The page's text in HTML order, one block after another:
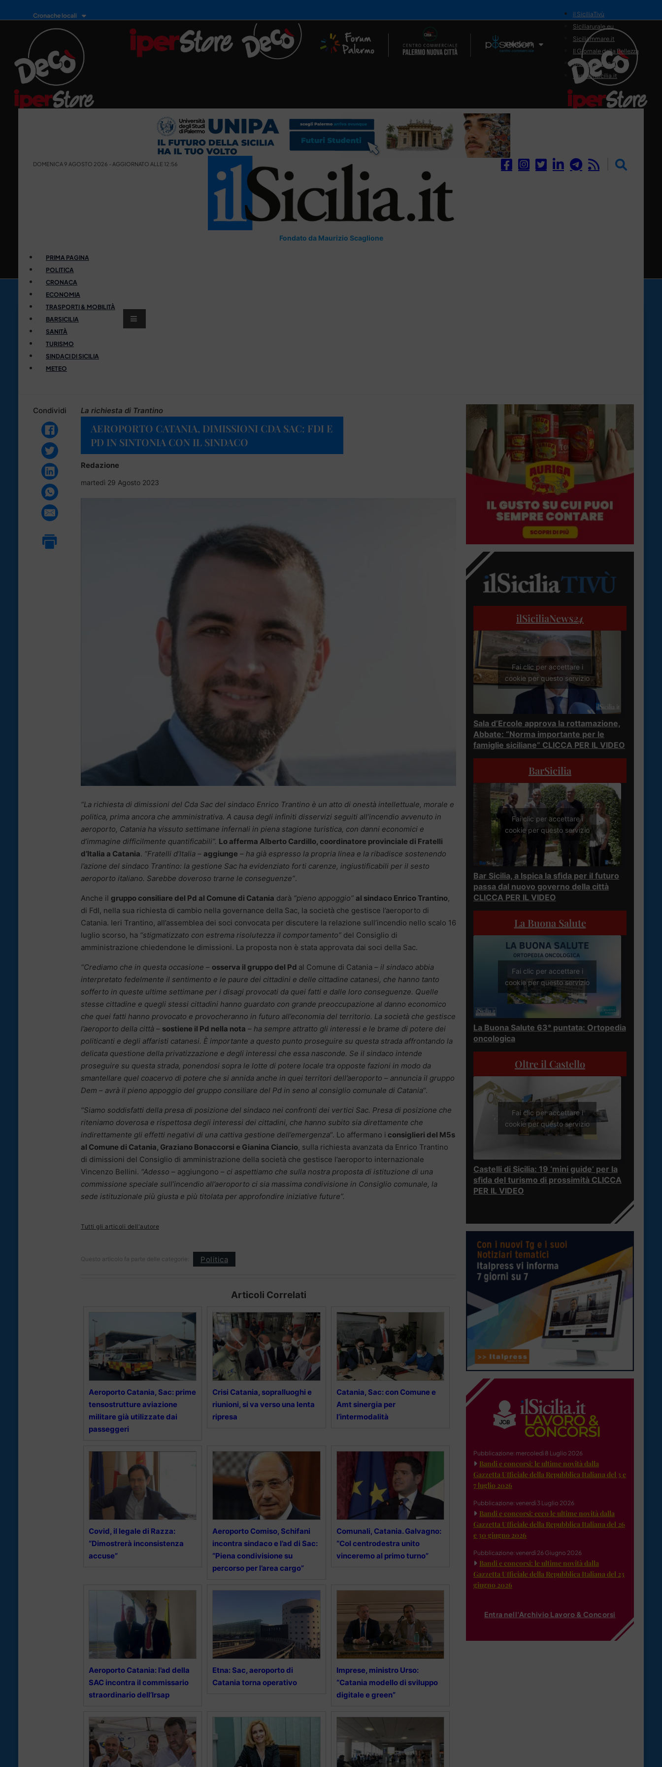
Cronache locali
Il Network
il SiciliaTivù
Siciliarurale.eu
Siciliammare.it
Il Giornale della Bellezza
Siciliamedica.it
Sanitainsicilia.it
DOMENICA 9 AGOSTO 2026 - AGGIORNATO ALLE 12:56
Fondato da Maurizio Scaglione
PRIMA PAGINA
POLITICA
CRONACA
ECONOMIA
TRASPORTI & MOBILITÀ
BARSICILIA
SANITÀ
TURISMO
SINDACI DI SICILIA
METEO
Condividi La richiesta di Trantino
AEROPORTO CATANIA, DIMISSIONI CDA SAC: FDI E
PD IN SINTONIA CON IL SINDACO
Redazione
martedì 29 Agosto 2023
“La richiesta di dimissioni del Cda Sac del sindaco Enrico Trantino è un atto di onestà intellettuale, morale e
politica, prima ancora che amministrativa. A causa degli infiniti disservizi seguiti all’incendio avvenuto in
aeroporto, Catania ha vissuto settimane infernali in piena stagione turistica, con danni economici e
d’immagine difficilmente quantificabili”. Lo afferma Alberto Cardillo, coordinatore provinciale di Fratelli
d’Italia a Catania. “Fratelli d’Italia – aggiunge – ha già espresso la propria linea e la ribadisce sostenendo
l’azione del sindaco Trantino: la gestione Sac ha evidenziato forti carenze, ingiustificabili per il sesto
aeroporto italiano. Sarebbe doveroso trarne le conseguenze”.
Anche il gruppo consiliare del Pd al Comune di Catania darà “pieno appoggio” al sindaco Enrico Trantino,
di FdI, nella sua richiesta di cambio nella governance della Sac, la società che gestisce l’aeroporto di
Catania. Ieri Trantino, all’assemblea dei soci convocata per discutere la relazione sull’incendio nello scalo 16
luglio scorso, ha “stigmatizzato con estrema risolutezza il comportamento” del Consiglio di
amministrazione chiedendone le dimissioni. La proposta non è stata approvata dai soci della Sac.
“Crediamo che in questa occasione – osserva il gruppo del Pd al Comune di Catania – il sindaco abbia
interpretato fedelmente il sentimento e le paure dei cittadini e delle cittadine catanesi, che hanno tanto
sofferto in queste ultime settimane per i disagi provocati da quei fatti e dalle loro conseguenze. Quelle
stesse cittadine e quegli stessi cittadini hanno guardato con grande preoccupazione al danno economico
che quei fatti hanno provocato e provocheranno in futuro all’economia del territorio. La società che gestisce
l’aeroporto della città – sostiene il Pd nella nota – ha sempre attratto gli interessi e le brame di potere dei
politicanti e degli affaristi catanesi. È importante a questo punto proseguire su questa strada affrontando la
delicata questione della privatizzazione e degli interessi che essa nasconde. Se il sindaco intende
proseguire su questa strada, ponendosi sopra le lotte di potere locale tra opposte fazioni in modo da
smantellare quel coacervo di potere che si annida anche in quei territori dell’aeroporto – annuncia il gruppo
Dem – avrà il pieno appoggio del gruppo consiliare del Pd in seno al consiglio comunale di Catania“.
“Siamo soddisfatti della presa di posizione del sindaco nei confronti dei vertici Sac. Presa di posizione che
riteniamo doverosa e rispettosa degli interessi dei cittadini, che hanno subito sia direttamente che
indirettamente gli effetti negativi di una cattiva gestione dell’emergenza“. Lo affermano i consiglieri del M5s
al Comune di Catania, Graziano Bonaccorsi e Gianina Ciancio, sulla richiesta avanzata da Enrico Trantino
di dimissioni del Consiglio di amministrazione della società che gestisce l’aeroporto internazionale
Vincenzo Bellini. “Adesso – aggiungono – ci aspettiamo che sulla nostra proposta di istituzione di una
commissione speciale sull’incendio all’aeroporto ci sia massima condivisione in Consiglio comunale, la
sede istituzionale più giusta e più titolata per approfondire iniziative future”.
Tutti gli articoli dell'autore
Questo articolo fa parte delle categorie: Politica
Articoli Correlati
Aeroporto Catania, Sac: prime
tensostrutture aviazione
militare già utilizzate dai
passeggeri
Crisi Catania, sopralluoghi e
riunioni, si va verso una lenta
ripresa
Catania, Sac: con Comune e
Amt sinergia per
l’intermodalità
Covid, il legale di Razza:
“Dimostrerà inconsistenza
accuse”
Aeroporto Comiso, Schifani
incontra sindaco e l’ad di Sac:
“Piena condivisione su
percorso per l’area cargo”
Comunali, Catania. Galvagno:
“Col centrodestra unito
vinceremo al primo turno”
Aeroporto Catania: l’ad della
SAC incontra il commissario
straordinario dell’Irsap
Etna: Sac, aeroporto di
Catania torna operativo
Imprese, ministro Urso:
“Catania modello di sviluppo
digitale e green”
ilSiciliaNews24
Fai clic per accettare i
cookie per questo servizio
Sala d’Ercole approva la rottamazione,
Abbate: “Norma importante per le
famiglie siciliane” CLICCA PER IL VIDEO
BarSicilia
Fai clic per accettare i
cookie per questo servizio
Bar Sicilia, a Ispica la sfida per il futuro
passa dal nuovo governo della città
CLICCA PER IL VIDEO
La Buona Salute
Fai clic per accettare i
cookie per questo servizio
La Buona Salute 63° puntata: Ortopedia
oncologica
Oltre il Castello
Fai clic per accettare i
cookie per questo servizio
Castelli di Sicilia: 19 ‘mini guide’ per la
sfida del turismo di prossimità CLICCA
PER IL VIDEO
Pubblicazione: mercoledì 8 Luglio 2026
Bandi e concorsi: le ultime novità dalla
Gazzetta Ufficiale della Repubblica Italiana del 3 e
7 luglio 2026
Pubblicazione: venerdì 3 Luglio 2026
Bandi e concorsi: ecco le ultime novità dalla
Gazzetta Ufficiale della Repubblica Italiana del 26
e 30 giugno 2026
Pubblicazione: venerdì 26 Giugno 2026
Bandi e concorsi: le ultime novità dalla
Gazzetta Ufficiale della Repubblica Italiana del 23
giugno 2026
Entra nell'Archivio Lavoro & Concorsi